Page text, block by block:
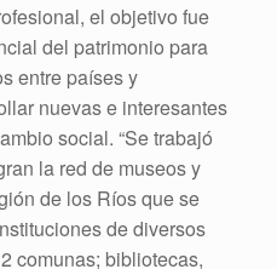
el objetivo fue
del patrimonio para
entre países y
nuevas e interesantes
social. “Se trabajó
la red de museos y
de los Ríos que se
de diversos
comunas; bibliotecas,